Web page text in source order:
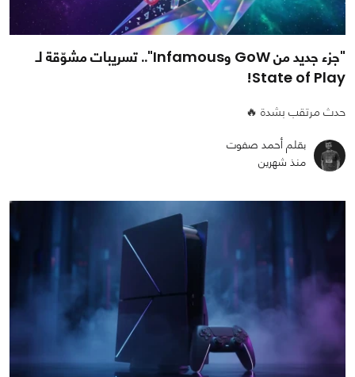
"جزء جديد من GoW وInfamous".. تسريبات مشوّقة لـ
State of Play!
حدث مرتقب بشدة 🔥
بقلم أحمد صفوت
منذ شهرين